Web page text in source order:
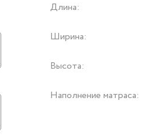
Длина:
Ширина:
Высота:
Наполнение матраса: